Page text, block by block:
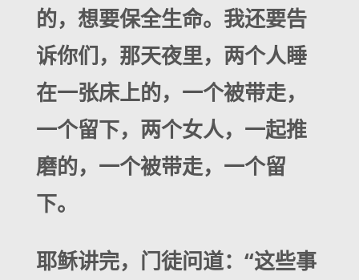
的，想要保全生命。我还要告
诉你们，那天夜里，两个人睡
在一张床上的，一个被带走，
一个留下，两个女人，一起推
磨的，一个被带走，一个留
下。
耶稣讲完，门徒问道：“这些事